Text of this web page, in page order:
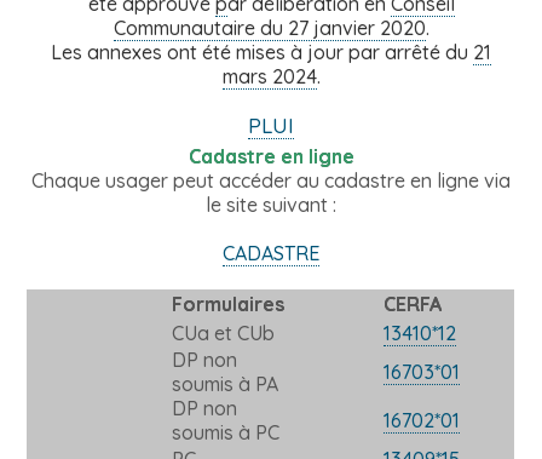
Communautaire du 27 janvier 2020.
Les annexes ont été mises à jour par arrêté du 21
mars 2024.
PLUI
Cadastre en ligne
Chaque usager peut accéder au cadastre en ligne via
le site suivant :
CADASTRE
Formulaires
CERFA
CUa et CUb
13410*12
DP non
soumis à PA
16703*01
DP non
soumis à PC
16702*01